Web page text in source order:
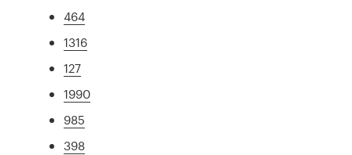
464
1316
127
1990
985
398